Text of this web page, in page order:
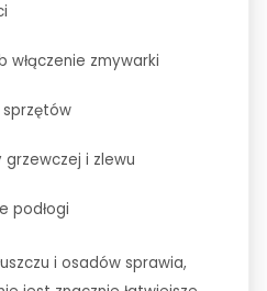
włączenie zmywarki
grzewczej i zlewu
podłogi
i osadów sprawia,